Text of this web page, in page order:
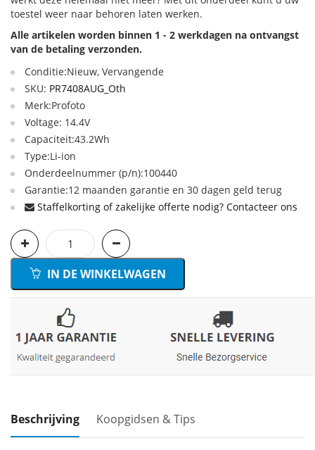
toestel weer naar behoren laten werken.
Alle artikelen worden binnen 1 - 2 werkdagen na ontvangst
van de betaling verzonden.
Conditie:Nieuw, Vervangende
SKU: PR7408AUG_Oth
Merk:Profoto
Voltage: 14.4V
Capaciteit:43.2Wh
Type:Li-ion
Onderdeelnummer (p/n):100440
Garantie:12 maanden garantie en 30 dagen geld terug
Staffelkorting of zakelijke offerte nodig? Contacteer ons
IN DE WINKELWAGEN
Beschrijving Koopgidsen & Tips